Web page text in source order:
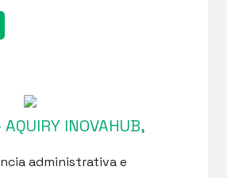
INOVAHUB,
administrativa e